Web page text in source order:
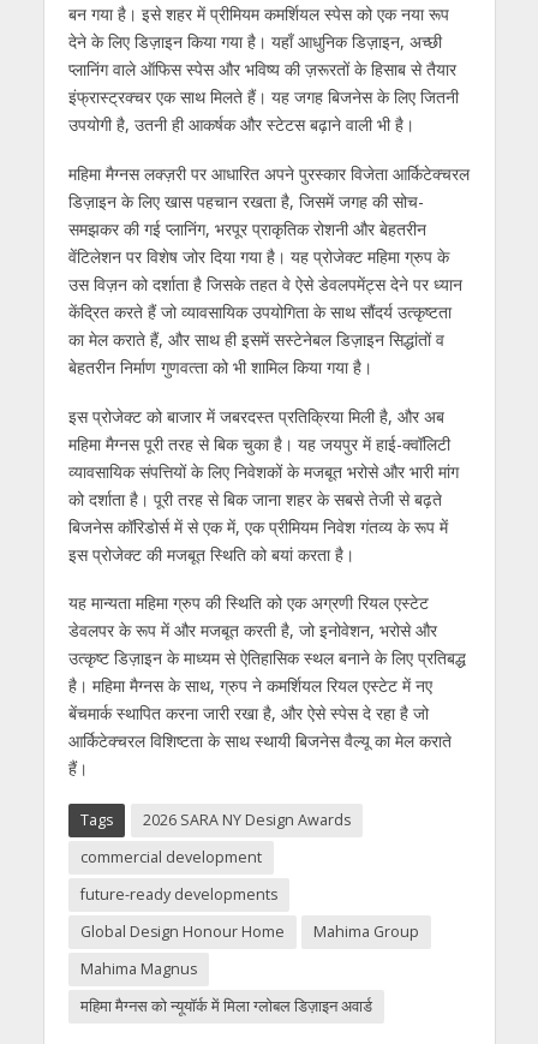
बन गया है। इसे शहर में प्रीमियम कमर्शियल स्पेस को एक नया रूप
देने के लिए डिज़ाइन किया गया है। यहाँ आधुनिक डिज़ाइन, अच्छी
प्लानिंग वाले ऑफिस स्पेस और भविष्य की ज़रूरतों के हिसाब से तैयार
इंफ्रास्ट्रक्चर एक साथ मिलते हैं। यह जगह बिजनेस के लिए जितनी
उपयोगी है, उतनी ही आकर्षक और स्टेटस बढ़ाने वाली भी है।
महिमा मैग्नस लक्ज़री पर आधारित अपने पुरस्कार विजेता आर्किटेक्चरल
डिज़ाइन के लिए खास पहचान रखता है, जिसमें जगह की सोच-
समझकर की गई प्‍लानिंग, भरपूर प्राकृतिक रोशनी और बेहतरीन
वेंटिलेशन पर विशेष जोर दिया गया है। यह प्रोजेक्ट महिमा ग्रुप के
उस विज़न को दर्शाता है जिसके तहत वे ऐसे डेवलपमेंट्स देने पर ध्यान
केंद्रित करते हैं जो व्यावसायिक उपयोगिता के साथ सौंदर्य उत्कृष्टता
का मेल कराते हैं, और साथ ही इसमें सस्टेनेबल डिज़ाइन सिद्धांतों व
बेहतरीन निर्माण गुणवत्‍ता को भी शामिल किया गया है।
इस प्रोजेक्ट को बाजार में जबरदस्त प्रतिक्रिया मिली है, और अब
महिमा मैग्नस पूरी तरह से बिक चुका है। यह जयपुर में हाई-क्‍वॉलिटी
व्यावसायिक संपत्तियों के लिए निवेशकों के मजबूत भरोसे और भारी मांग
को दर्शाता है। पूरी तरह से बिक जाना शहर के सबसे तेजी से बढ़ते
बिजनेस कॉरिडोर्स में से एक में, एक प्रीमियम निवेश गंतव्‍य के रूप में
इस प्रोजेक्ट की मजबूत स्थिति को बयां करता है।
यह मान्यता महिमा ग्रुप की स्थिति को एक अग्रणी रियल एस्टेट
डेवलपर के रूप में और मजबूत करती है, जो इनोवेशन, भरोसे और
उत्कृष्ट डिज़ाइन के माध्यम से ऐतिहासिक स्थल बनाने के लिए प्रतिबद्ध
है। महिमा मैग्नस के साथ, ग्रुप ने कमर्शियल रियल एस्टेट में नए
बेंचमार्क स्थापित करना जारी रखा है, और ऐसे स्पेस दे रहा है जो
आर्किटेक्चरल विशिष्टता के साथ स्थायी बिजनेस वैल्यू का मेल कराते
हैं।
Tags
2026 SARA NY Design Awards
commercial development
future-ready developments
Global Design Honour Home
Mahima Group
Mahima Magnus
महिमा मैग्नस को न्यूयॉर्क में मिला ग्लोबल डिज़ाइन अवार्ड